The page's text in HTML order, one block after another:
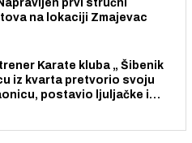
prvi stručni
na lokaciji Zmajevac
Karate kluba „ Šibenik
iz kvarta pretvorio svoju
postavio ljuljačke i